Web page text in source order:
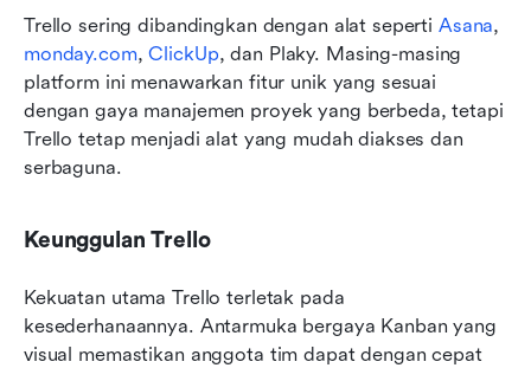
Trello sering dibandingkan dengan alat seperti Asana
monday.com, ClickUp, dan Plaky. Masing-masing
platform ini menawarkan fitur unik yang sesuai
dengan gaya manajemen proyek yang berbeda, tetapi
Trello tetap menjadi alat yang mudah diakses dan
serbaguna.
Keunggulan Trello
Kekuatan utama Trello terletak pada
kesederhanaannya. Antarmuka bergaya Kanban yang
visual memastikan anggota tim dapat dengan cepat